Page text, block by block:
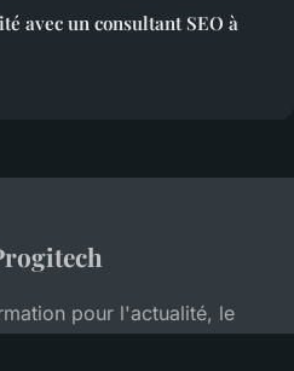
avec un consultant SEO à
pour l'actualité, le